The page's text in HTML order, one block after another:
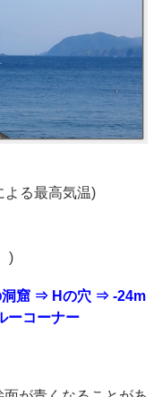
る最高気温)
)
窟 ⇒ Hの穴 ⇒ -24m
コーナー